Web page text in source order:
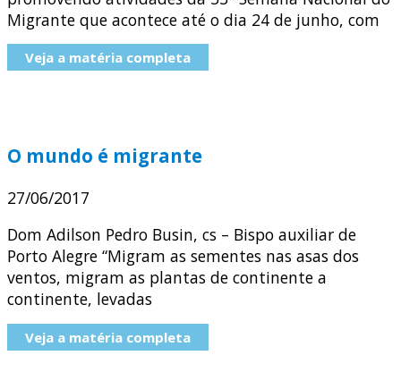
Migrante que acontece até o dia 24 de junho, com
Veja a matéria completa
O mundo é migrante
27/06/2017
Dom Adilson Pedro Busin, cs – Bispo auxiliar de
Porto Alegre “Migram as sementes nas asas dos
ventos, migram as plantas de continente a
continente, levadas
Veja a matéria completa